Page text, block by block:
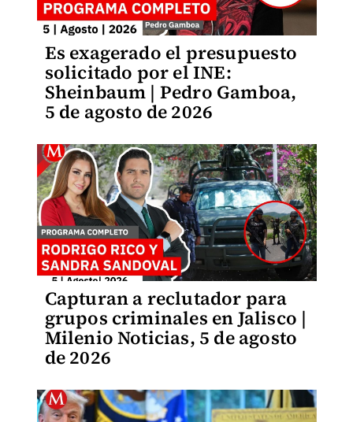
Es exagerado el presupuesto
solicitado por el INE:
Sheinbaum | Pedro Gamboa,
5 de agosto de 2026
Capturan a reclutador para
grupos criminales en Jalisco |
Milenio Noticias, 5 de agosto
de 2026